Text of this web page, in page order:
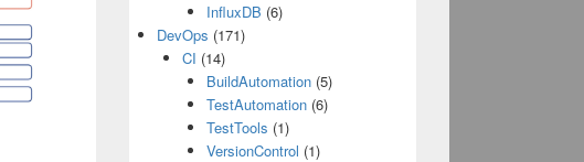
InfluxDB (6)
DevOps (171)
CI (14)
BuildAutomation (5)
TestAutomation (6)
TestTools (1)
VersionControl (1)